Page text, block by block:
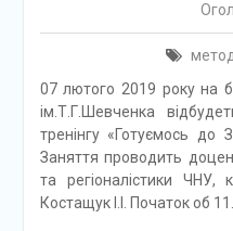
07 лютого 2019 року на
ім.Т.Г.Шевченка
тренінгу «Готуємось до
Заняття проводить
та регіоналістики ЧНУ,
Костащук І.І. Початок об